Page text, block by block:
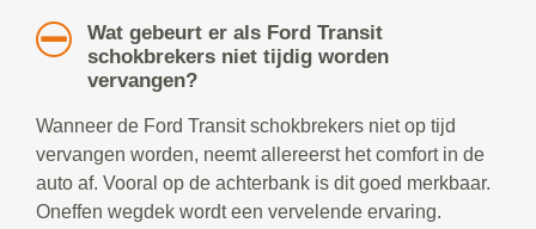
Wat gebeurt er als Ford Transit
schokbrekers niet tijdig worden
vervangen?
Wanneer de Ford Transit schokbrekers niet op tijd
vervangen worden, neemt allereerst het comfort in de
auto af. Vooral op de achterbank is dit goed merkbaar.
Oneffen wegdek wordt een vervelende ervaring.